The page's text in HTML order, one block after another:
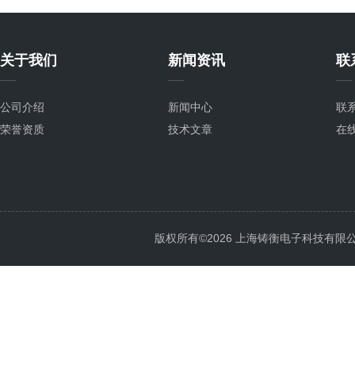
关于我们
公司介绍
荣誉资质
新闻资讯
新闻中心
技术文章
联
联
在
版权所有©2026 上海铸衡电子科技有